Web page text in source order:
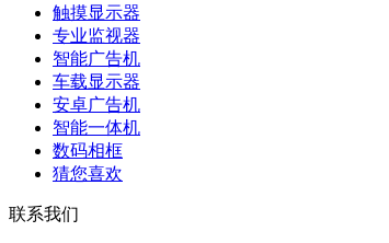
触摸显示器
专业监视器
智能广告机
车载显示器
安卓广告机
智能一体机
数码相框
猜您喜欢
联系我们